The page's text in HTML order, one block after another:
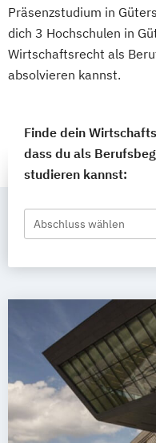
Präsenzstudium in
dich 3 Hochschulen in
Wirtschaftsrecht als
absolvieren kannst.
Finde dein
dass du als
studieren kannst:
Abschluss wählen